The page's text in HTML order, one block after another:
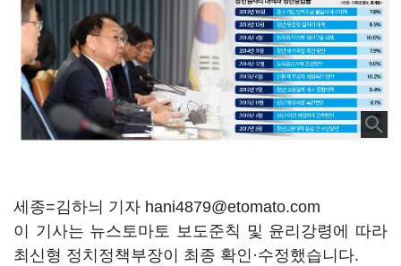
세종=김하늬 기자 hani4879@etomato.com
이 기사는 뉴스토마토 보도준칙 및 윤리강령에 따라
최신형 정치정책부장이 최종 확인·수정했습니다.